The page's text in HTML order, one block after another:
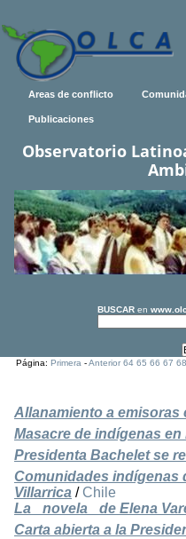
Areas de conflicto
Publicaciones
Observatorio
BUSCAR en
Página:Primera -Anterior 64 65 66 67 68
Allanamiento a emisoras
Masacre de indígenas en
Presidenta Bachelet se
Comunidades indígenas
Villarrica / Chile
La _novela_ de Elena
Carta abierta a la